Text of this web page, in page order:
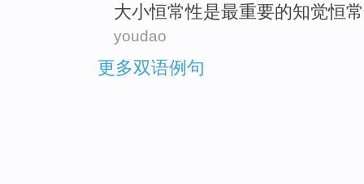
大小恒常性是最重要的知觉恒
youdao
更多双语例句